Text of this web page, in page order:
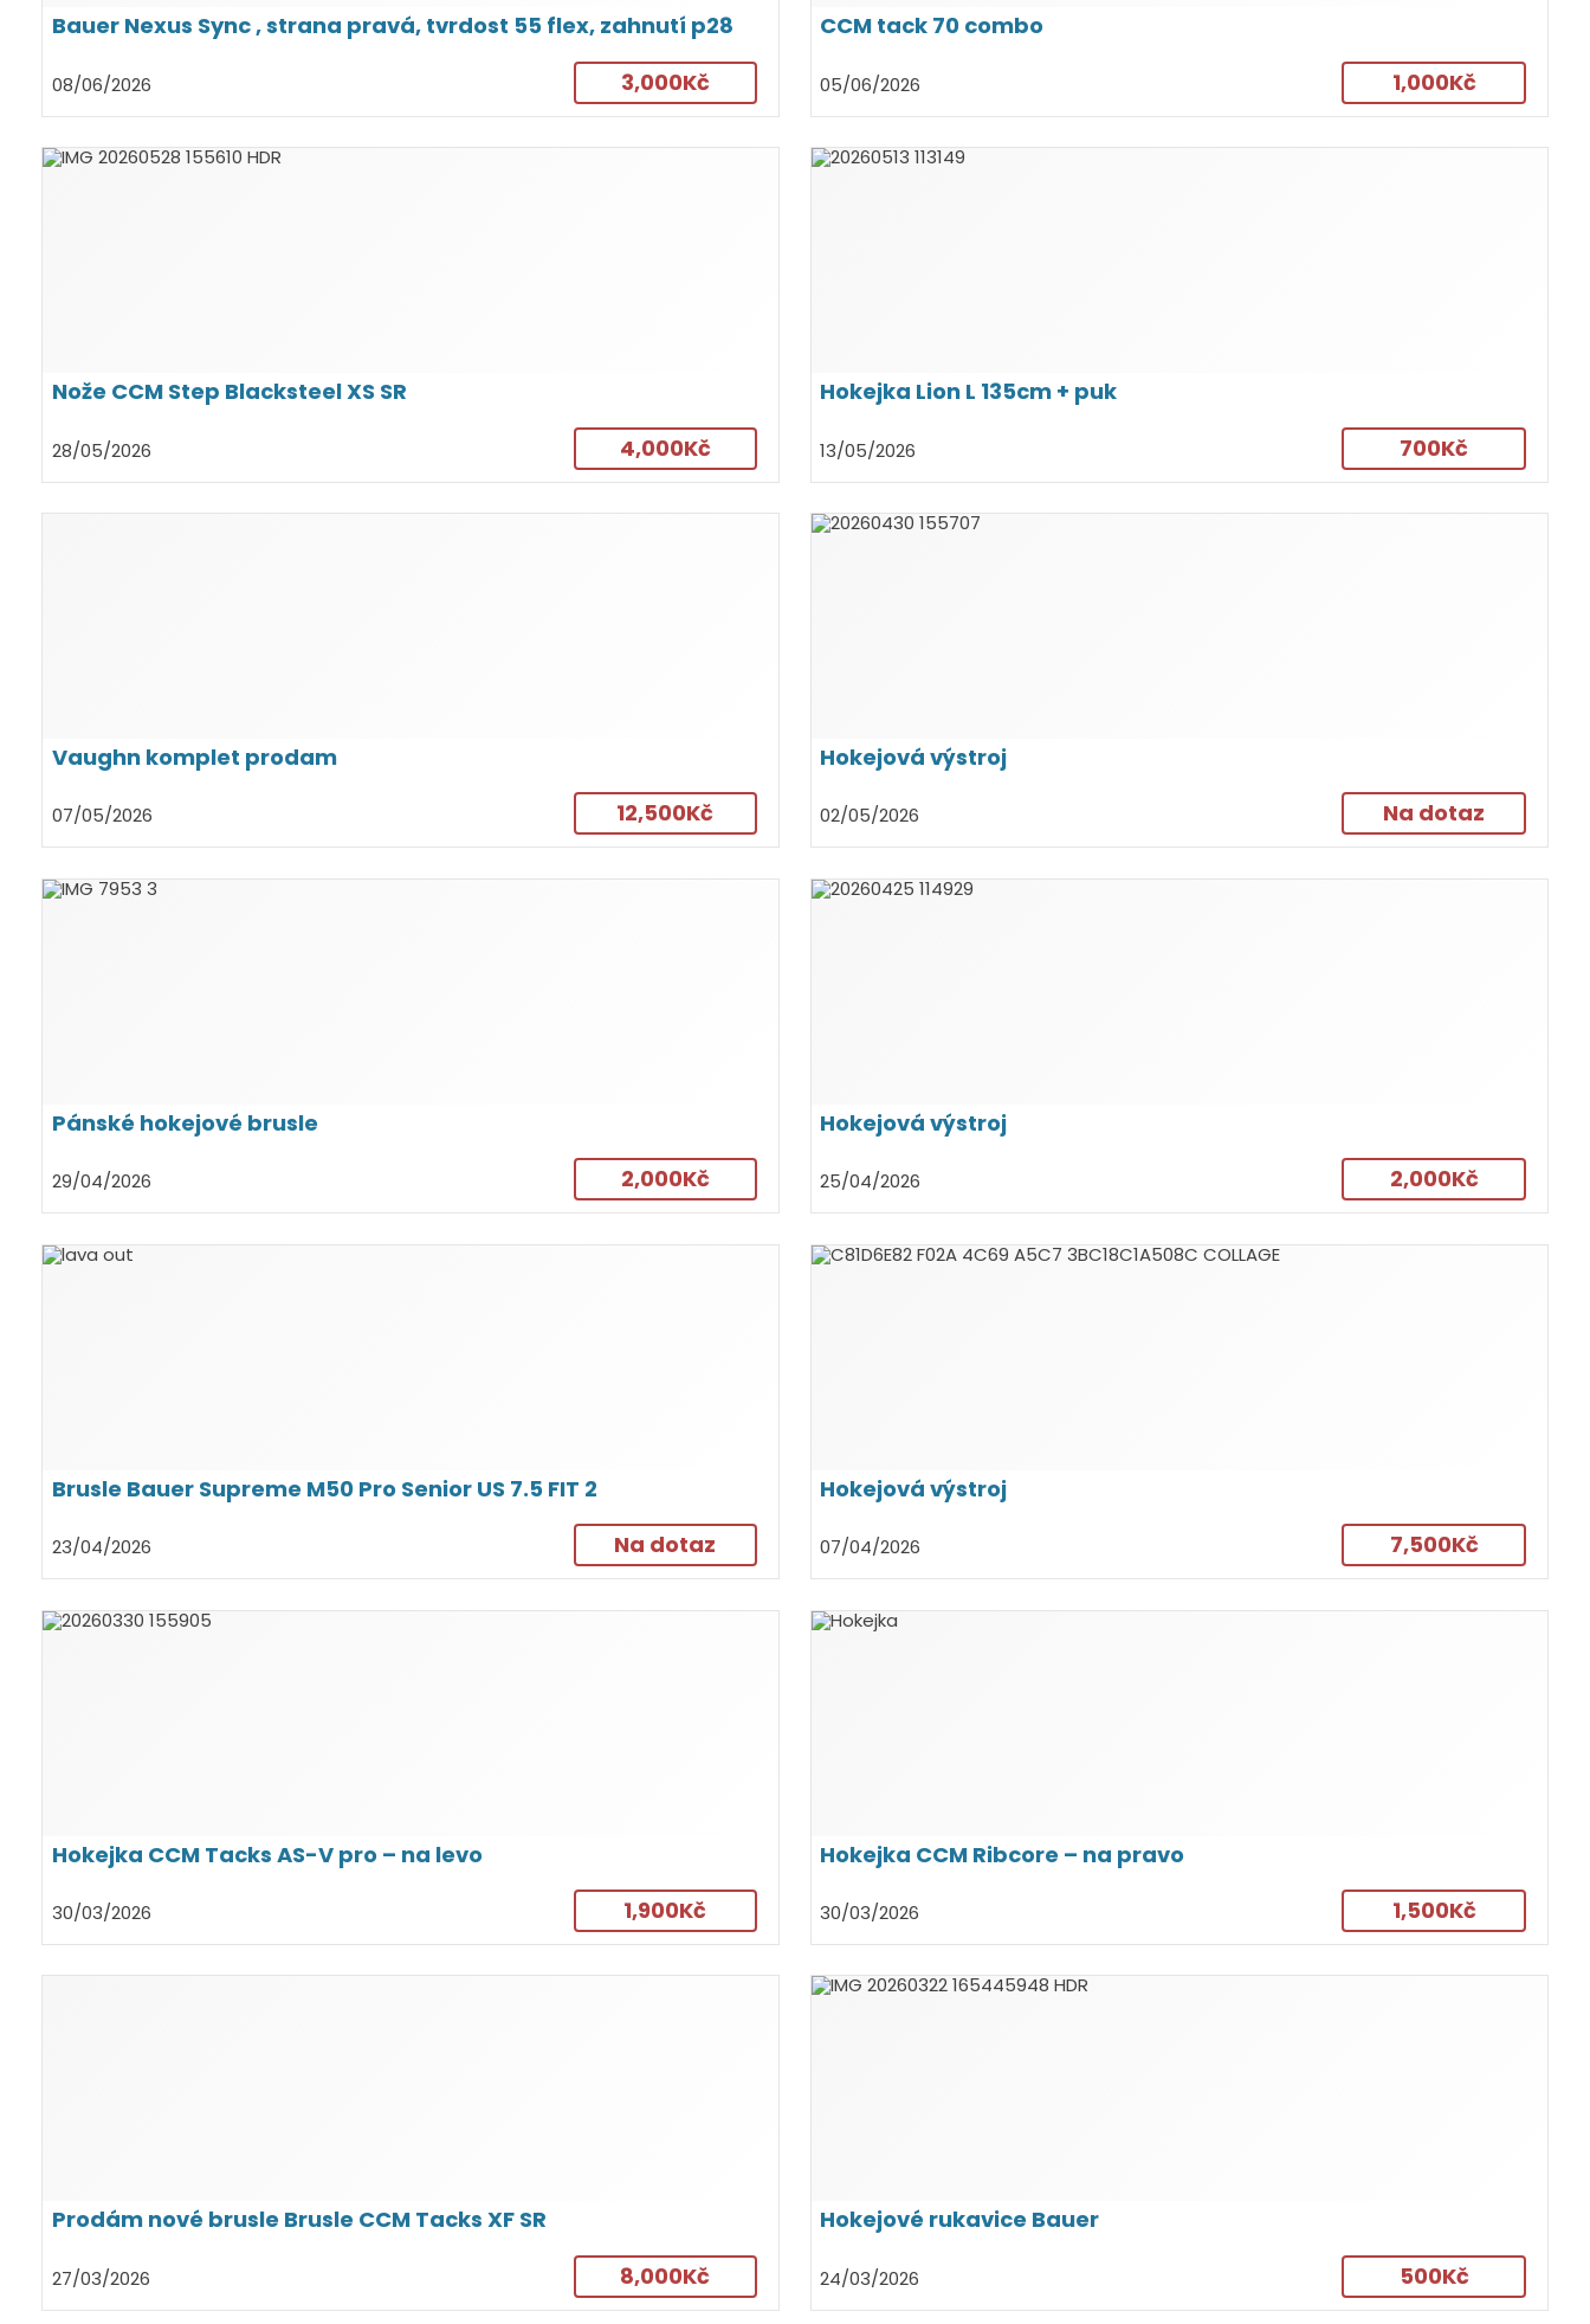
Bauer Nexus Sync , strana pravá, tvrdost 55 flex, zahnutí p28
08/06/2026 3,000Kč
CCM tack 70 combo
05/06/2026 1,000Kč
Nože CCM Step Blacksteel XS SR
28/05/2026 4,000Kč
Hokejka Lion L 135cm + puk
13/05/2026 700Kč
Vaughn komplet prodam
07/05/2026 12,500Kč
Hokejová výstroj
02/05/2026 Na dotaz
Pánské hokejové brusle
29/04/2026 2,000Kč
Hokejová výstroj
25/04/2026 2,000Kč
Brusle Bauer Supreme M50 Pro Senior US 7.5 FIT 2
23/04/2026 Na dotaz
Hokejová výstroj
07/04/2026 7,500Kč
Hokejka CCM Tacks AS-V pro – na levo
30/03/2026 1,900Kč
Hokejka CCM Ribcore – na pravo
30/03/2026 1,500Kč
Prodám nové brusle Brusle CCM Tacks XF SR
27/03/2026 8,000Kč
Hokejové rukavice Bauer
24/03/2026 500Kč